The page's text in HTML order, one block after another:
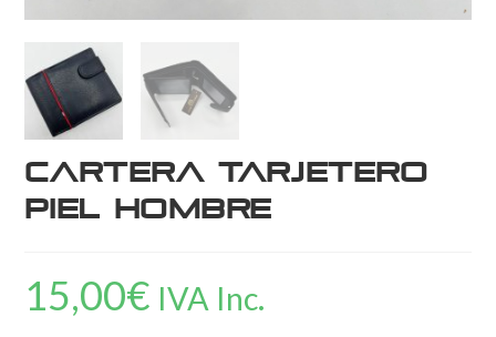
Cartera Tarjetero
Piel Hombre
15,00€ IVA Inc.